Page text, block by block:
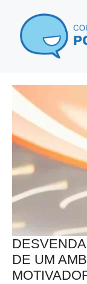
conteúdo
DE UM